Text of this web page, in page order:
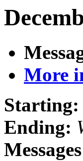
More
Starting:
Ending: